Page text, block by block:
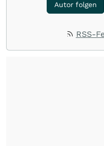
Autor folgen
RSS-